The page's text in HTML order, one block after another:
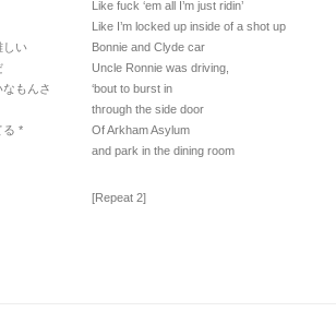
しい
もんさ
る *
Like fuck ‘em all I’m just ridin’
Like I’m locked up inside of a shot up
Bonnie and Clyde car
Uncle Ronnie was driving,
‘bout to burst in
through the side door
Of Arkham Asylum
and park in the dining room
[Repeat 2]